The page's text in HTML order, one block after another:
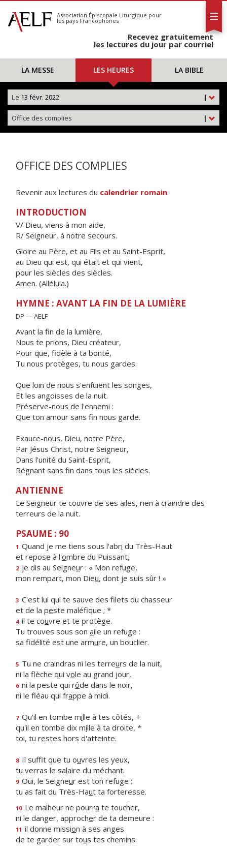
S'abonner
Calendrier
Association Épiscopale Liturgique pour
les pays Francophones
Recevez gratuitement
les lectures du jour par courriel
LA MESSE LES HEURES LA BIBLE
|
Le 13 févr. 2022
|
Office des complies
OFFICE DES COMPLIES
Revenir aux lectures du calendrier romain.
INTRODUCTION
V/ Dieu, viens à mon aide,
R/ Seigneur, à notre secours.
Gloire au Père, et au Fils et au Saint-Esprit,
au Dieu qui est, qui était et qui vient,
pour les siècles des siècles.
Amen. (Alléluia.)
HYMNE : AVANT LA FIN DE LA LUMIÈRE
DP — AELF
Avant la fin de la lumière,
Nous te prions, Dieu créateur,
Pour que, fidèle à ta bonté,
Tu nous protèges, tu nous gardes.
Que loin de nous s'enfuient les songes,
Et les angoisses de la nuit.
Préserve-nous de l'ennemi :
Que ton amour sans fin nous garde.
Exauce-nous, Dieu, notre Père,
Par Jésus Christ, notre Seigneur,
Dans l'unité du Saint-Esprit,
Régnant sans fin dans tous les siècles.
ANTIENNE
Le Seigneur te couvre de ses ailes, rien à craindre des
terreurs de la nuit.
PSAUME : 90
1 Quand je me tiens sous l'abri du Très-Haut
et repose à l'ombre du Puissant,
2 je dis au Seigneur : « Mon refuge,
mon rempart, mon Dieu, dont je suis sûr ! »
3 C'est lui qui te sauve des filets du chasseur
et de la peste maléfique ; *
4 il te couvre et te protège.
Tu trouves sous son aile un refuge :
sa fidélité est une armure, un bouclier.
5 Tu ne craindras ni les terreurs de la nuit,
ni la flèche qui vole au grand jour,
6 ni la peste qui rôde dans le noir,
ni le fléau qui frappe à midi.
7 Qu'il en tombe mille à tes côtés, +
qu'il en tombe dix mille à ta droite, *
toi, tu restes hors d'atteinte.
8 Il suffit que tu ouvres les yeux,
tu verras le salaire du méchant.
9 Oui, le Seigneur est ton refuge ;
tu as fait du Très-Haut ta forteresse.
10 Le malheur ne pourra te toucher,
ni le danger, approcher de ta demeure :
11 il donne mission à ses anges
de te garder sur tous tes chemins.